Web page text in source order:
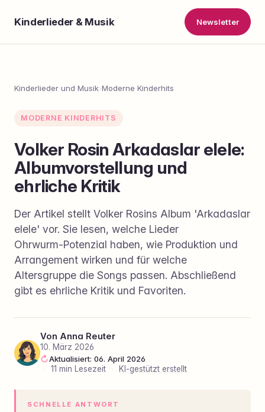
Kinderlieder & Musik Newsletter
Kinderlieder und Musik›Moderne Kinderhits
MODERNE KINDERHITS
Volker Rosin Arkadaslar elele:
Albumvorstellung und
ehrliche Kritik
Der Artikel stellt Volker Rosins Album 'Arkadaslar
elele' vor. Sie lesen, welche Lieder
Ohrwurm‑Potenzial haben, wie Produktion und
Arrangement wirken und für welche
Altersgruppe die Songs passen. Abschließend
gibt es ehrliche Kritik und Favoriten.
Von Anna Reuter
10. März 2026
Aktualisiert: 06. April 2026
·
11 min Lesezeit · KI-gestützt erstellt
SCHNELLE ANTWORT